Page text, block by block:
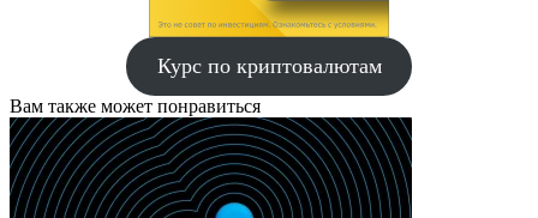
Курс по криптовалютам
Вам также может понравиться